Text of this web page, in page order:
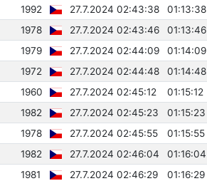
1992 27.7.2024 02:43:38 01:13:38
1978 27.7.2024 02:43:46 01:13:46
1979 27.7.2024 02:44:09 01:14:09
1972 27.7.2024 02:44:48 01:14:48
1960 27.7.2024 02:45:12 01:15:12
1982 27.7.2024 02:45:23 01:15:23
1978 27.7.2024 02:45:55 01:15:55
1982 27.7.2024 02:46:04 01:16:04
1981 27.7.2024 02:46:29 01:16:29